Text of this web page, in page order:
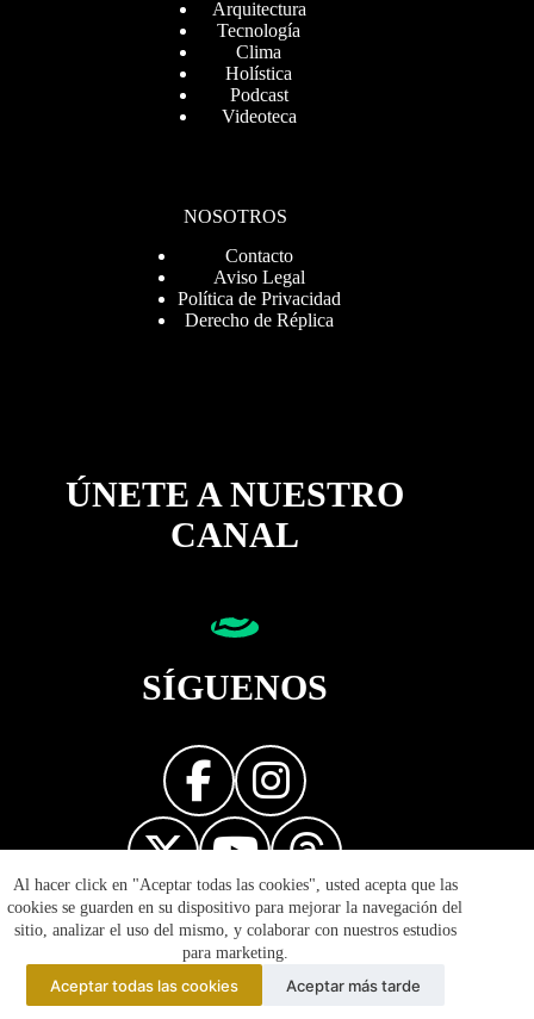
Al hacer click en "Aceptar todas las cookies", usted acepta que las
cookies se guarden en su dispositivo para mejorar la navegación del
sitio, analizar el uso del mismo, y colaborar con nuestros estudios
para marketing.
Aceptar todas las cookies Aceptar más tarde
Arquitectura
Tecnología
Clima
Holística
Podcast
Videoteca
NOSOTROS
Contacto
Aviso Legal
Política de Privacidad
Derecho de Réplica
ÚNETE A NUESTRO
CANAL
SÍGUENOS
Diseñador web
© 2026 Reflejos de la Política - Prohibida la reproducción